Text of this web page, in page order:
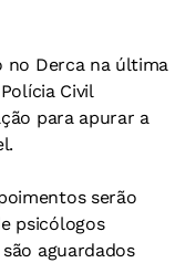
no Derca na última
Civil
para apurar a
serão
psicólogos
aguardados